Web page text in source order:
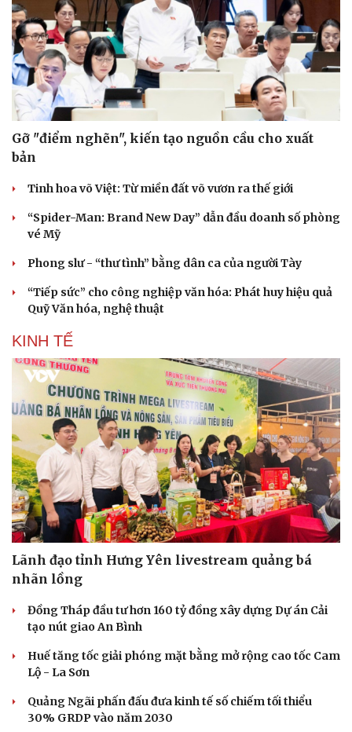
Du lịch
Tư vấn
Săn Tour
check-in
Câu chuyện thời sự
Đọc truyện đêm khuya
Kể chuyện cho bé
Gỡ "điểm nghẽn", kiến tạo nguồn cầu cho xuất
bản
Tinh hoa võ Việt: Từ miền đất võ vươn ra thế giới
“Spider-Man: Brand New Day” dẫn đầu doanh số phòng
vé Mỹ
Phong slư - “thư tình” bằng dân ca của người Tày
“Tiếp sức” cho công nghiệp văn hóa: Phát huy hiệu quả
Quỹ Văn hóa, nghệ thuật
KINH TẾ
Lãnh đạo tỉnh Hưng Yên livestream quảng bá
nhãn lồng
Đồng Tháp đầu tư hơn 160 tỷ đồng xây dựng Dự án Cải
tạo nút giao An Bình
Huế tăng tốc giải phóng mặt bằng mở rộng cao tốc Cam
Lộ - La Sơn
Quảng Ngãi phấn đấu đưa kinh tế số chiếm tối thiểu
30% GRDP vào năm 2030